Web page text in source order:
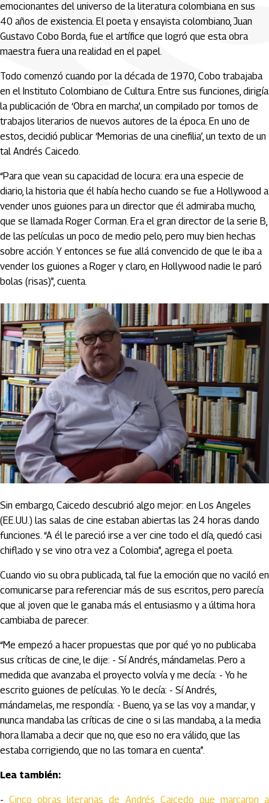
emocionantes del universo de la literatura colombiana en sus
40 años de existencia. El poeta y ensayista colombiano, Juan
Gustavo Cobo Borda, fue el artífice que logró que esta obra
maestra fuera una realidad en el papel.
Todo comenzó cuando por la década de 1970, Cobo trabajaba
en el Instituto Colombiano de Cultura. Entre sus funciones, dirigía
la publicación de ‘Obra en marcha’, un compilado por tomos de
trabajos literarios de nuevos autores de la época. En uno de
estos, decidió publicar ‘Memorias de una cinefilia’, un texto de un
tal Andrés Caicedo.
“Para que vean su capacidad de locura: era una especie de
diario, la historia que él había hecho cuando se fue a Hollywood a
vender unos guiones para un director que él admiraba mucho,
que se llamada Roger Corman. Era el gran director de la serie B,
de las películas un poco de medio pelo, pero muy bien hechas
sobre acción. Y entonces se fue allá convencido de que le iba a
vender los guiones a Roger y claro, en Hollywood nadie le paró
bolas (risas)”, cuenta.
Sin embargo, Caicedo descubrió algo mejor: en Los Angeles
(EE.UU.) las salas de cine estaban abiertas las 24 horas dando
funciones. “A él le pareció irse a ver cine todo el día, quedó casi
chiflado y se vino otra vez a Colombia”, agrega el poeta.
Cuando vio su obra publicada, tal fue la emoción que no vaciló en
comunicarse para referenciar más de sus escritos, pero parecía
que al joven que le ganaba más el entusiasmo y a última hora
cambiaba de parecer.
“Me empezó a hacer propuestas que por qué yo no publicaba
sus críticas de cine, le dije: - Sí Andrés, mándamelas. Pero a
medida que avanzaba el proyecto volvía y me decía: - Yo he
escrito guiones de películas. Yo le decía: - Sí Andrés,
mándamelas, me respondía: - Bueno, ya se las voy a mandar, y
nunca mandaba las críticas de cine o si las mandaba, a la media
hora llamaba a decir que no, que eso no era válido, que las
estaba corrigiendo, que no las tomara en cuenta”.
Lea también:
-Cinco obras literarias de Andrés Caicedo que marcaron a